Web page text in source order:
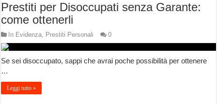
Prestiti per Disoccupati senza Garante:
come ottenerli
In Evidenza, Prestiti Personali 0
Se sei disoccupato, sappi che avrai poche possibilità per ottenere
…
Leggi tutto »